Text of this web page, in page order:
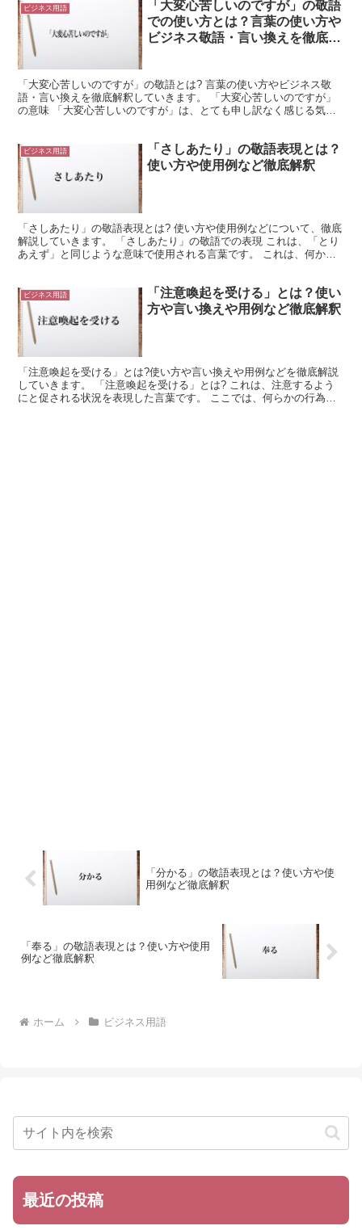
ビジネス用語
「大変心苦しいのですが」の敬語
での使い方とは？言葉の使い方や
ビジネス敬語・言い換えを徹底解
「大変心苦しいのですが」の敬語とは? 言葉の使い方やビジネス敬
語・言い換えを徹底解釈していきます。 「大変心苦しいのですが」
の意味 「大変心苦しいのですが」は、とても申し訳なく感じる気持
ビジネス用語
「さしあたり」の敬語表現とは？
使い方や使用例など徹底解釈
「さしあたり」の敬語表現とは? 使い方や使用例などについて、徹底
解説していきます。 「さしあたり」の敬語での表現 これは、「とり
あえず」と同じような意味で使用される言葉です。 これは、何かが
ビジネス用語
「注意喚起を受ける」とは？使い
方や言い換えや用例など徹底解釈
「注意喚起を受ける」とは?使い方や言い換えや用例などを徹底解説
していきます。 「注意喚起を受ける」とは? これは、注意するよう
にと促される状況を表現した言葉です。 ここでは、何らかの行為を
「分かる」の敬語表現とは？使い方や使
用例など徹底解釈
「奉る」の敬語表現とは？使い方や使用
例など徹底解釈
ホーム ビジネス用語
最近の投稿